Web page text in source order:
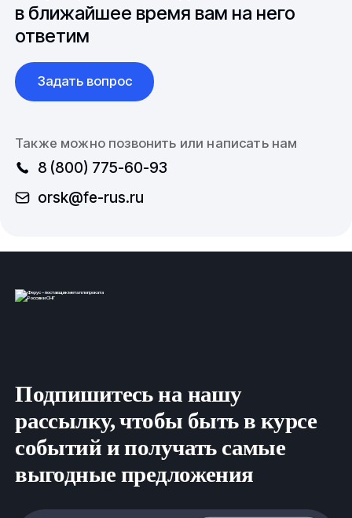
в ближайшее время вам на него
ответим
Задать вопрос
Также можно позвонить или написать нам
8 (800) 775-60-93
orsk@fe-rus.ru
Подпишитесь на нашу
рассылку, чтобы быть в курсе
событий и получать самые
выгодные предложения